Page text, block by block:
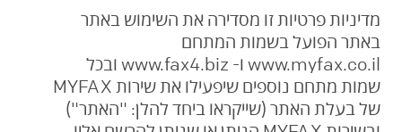
מדיניות פרטיות זו מסדירה את השימוש באתר
באתר הפועל בשמות המתחם
www.myfax.co.il ו- www.fax4.biz ובכל
שמות מתחם נוספים שיפעילו את שירות MYFAX
של בעלת האתר (שייקראו ביחד להלן: "האתר")